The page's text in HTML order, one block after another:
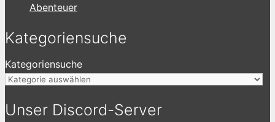
Abenteuer
Kategoriensuche
Kategoriensuche
Unser Discord-Server